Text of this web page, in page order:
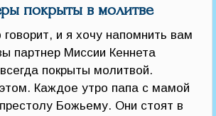
покрыты в молитве
и я хочу напомнить вам
партнер Миссии Кеннета
покрыты молитвой.
Каждое утро папа с мамой
Божьему. Они стоят в